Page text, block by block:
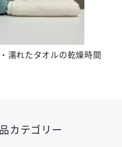
濡れたタオルの乾燥時間
カテゴリー